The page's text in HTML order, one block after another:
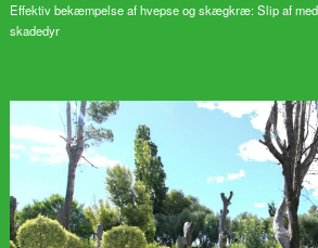
Effektiv bekæmpelse af hvepse og skægkræ: Slip af
skadedyr